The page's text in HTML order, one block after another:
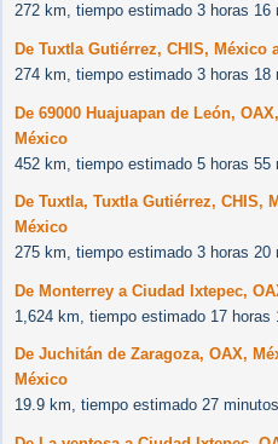
272 km, tiempo estimado 3 horas 16
De Tuxtla Gutiérrez, CHIS, México
274 km, tiempo estimado 3 horas 18
De 69000 Huajuapan de León,
México
452 km, tiempo estimado 5 horas 55
De Tuxtla, Tuxtla Gutiérrez, CHIS,
México
275 km, tiempo estimado 3 horas 20
De Monterrey a Ciudad Ixtepec,
1,624 km, tiempo estimado 17 horas
De Juchitán de Zaragoza, OAX,
México
19.9 km, tiempo estimado 27 minutos